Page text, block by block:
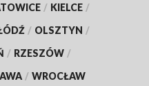
/ KIELCE /
/ OLSZTYN /
/ RZESZÓW /
/ WROCŁAW